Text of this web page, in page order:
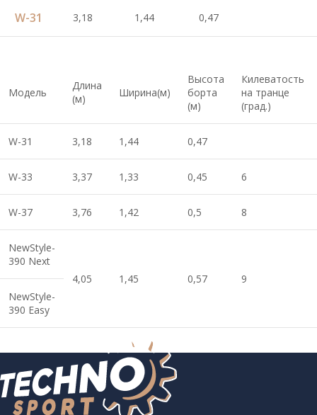
W-31 3,18 1,44 0,47
Модель
Длина
(м)
Ширина(м)
Высота
борта
(м)
Килеватость
на транце
(град.)
W-31 3,18 1,44 0,47
W-33 3,37 1,33 0,45 6
W-37 3,76 1,42 0,5 8
NewStyle-
390 Next
4,05
1,45 0,57
9
NewStyle-
390 Easy